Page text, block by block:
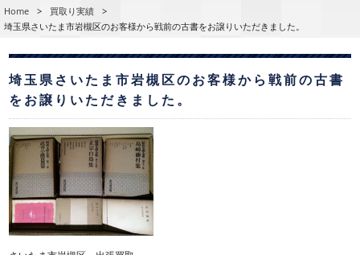
Home > 買取り実績
>
埼玉県さいたま市岩槻区のお客様から戦前の古書をお譲りいただきました。
埼玉県さいたま市岩槻区のお客様から戦前の古書
をお譲りいただきました。